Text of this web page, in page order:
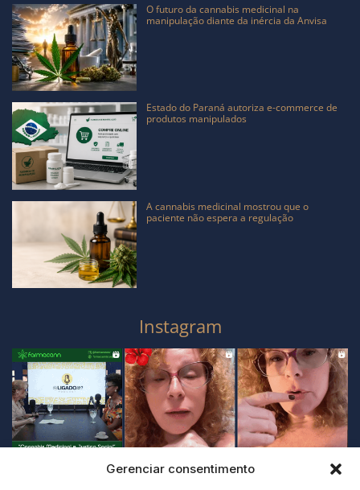
Gerenciar consentimento
O futuro da cannabis medicinal na
manipulação diante da inércia da Anvisa
Estado do Paraná autoriza e-commerce de
produtos manipulados
A cannabis medicinal mostrou que o
paciente não espera a regulação
Instagram